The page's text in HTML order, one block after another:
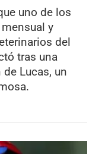
uno de los
y
del
tras una
Lucas, un